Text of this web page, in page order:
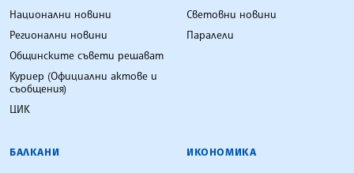
Национални новини
Регионални новини
Общинските съвети решават
Куриер (Официални актове и
съобщения)
ЦИК
Световни новини
Паралели
БАЛКАНИ ИКОНОМИКА